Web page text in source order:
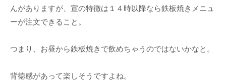
んがありますが、宣の特徴は１４時以降なら鉄板焼きメニュ
ーが注文できること。
つまり、お昼から鉄板焼きで飲めちゃうのではないかなと。
背徳感があって楽しそうですよね。